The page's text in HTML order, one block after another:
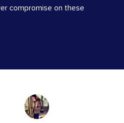
compromise on these